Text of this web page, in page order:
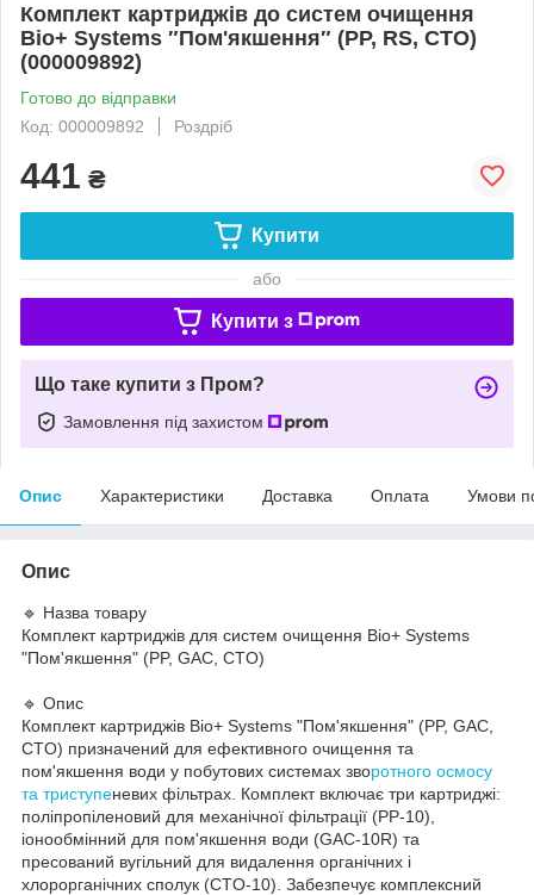
Комплект картриджів до систем очищення
Bio+ Systems ″Пом'якшення″ (PP, RS, CTO)
(000009892)
Готово до відправки
Код: 000009892
Роздріб
441 ₴
Купити
або
Купити з
Що таке купити з Пром?
Замовлення під захистом
Опис Характеристики Доставка Оплата Умови
Опис
🔹 Назва товару
Комплект картриджів для систем очищення Bio+ Systems
"Пом'якшення" (PP, GAC, CTO)
🔹 Опис
Комплект картриджів Bio+ Systems "Пом'якшення" (PP, GAC,
CTO) призначений для ефективного очищення та
пом'якшення води у побутових системах зворотного осмосу
та триступеневих фільтрах. Комплект включає три картриджі:
поліпропіленовий для механічної фільтрації (PP-10),
іонообмінний для пом'якшення води (GAC-10R) та
пресований вугільний для видалення органічних і
хлорорганічних сполук (CTO-10). Забезпечує комплексний